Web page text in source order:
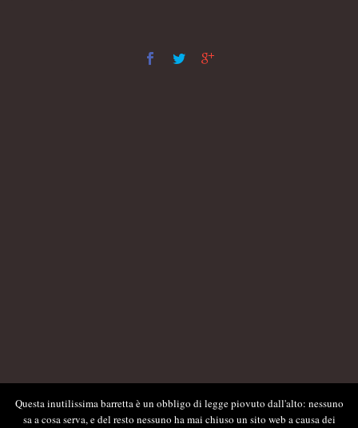
Questa inutilissima barretta è un obbligo di legge piovuto dall'alto: nessuno
sa a cosa serva, e del resto nessuno ha mai chiuso un sito web a causa dei